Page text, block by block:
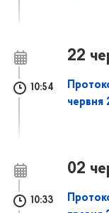
22
10:54
червня
02
10:33